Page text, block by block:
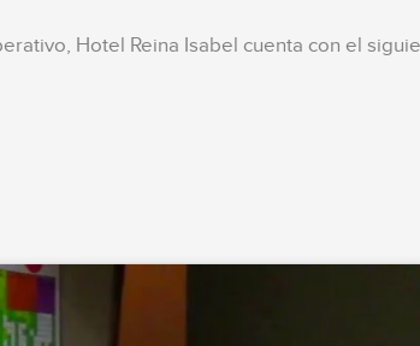
Hotel Reina Isabel cuenta con el